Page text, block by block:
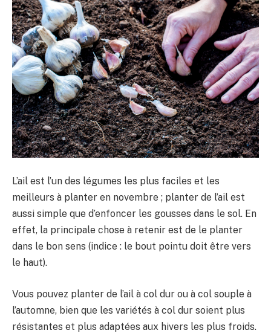
L’ail est l’un des légumes les plus faciles et les
meilleurs à planter en novembre ; planter de l’ail est
aussi simple que d’enfoncer les gousses dans le sol. En
effet, la principale chose à retenir est de le planter
dans le bon sens (indice : le bout pointu doit être vers
le haut).
Vous pouvez planter de l’ail à col dur ou à col souple à
l’automne, bien que les variétés à col dur soient plus
résistantes et plus adaptées aux hivers les plus froids.